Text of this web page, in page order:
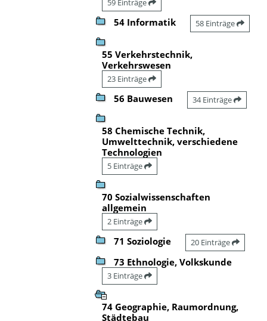
59 Einträge
54 Informatik 58 Einträge
55 Verkehrstechnik,
Verkehrswesen
23 Einträge
56 Bauwesen 34 Einträge
58 Chemische Technik,
Umwelttechnik, verschiedene
Technologien
5 Einträge
70 Sozialwissenschaften
allgemein
2 Einträge
71 Soziologie 20 Einträge
73 Ethnologie, Volkskunde
3 Einträge
74 Geographie, Raumordnung,
Städtebau